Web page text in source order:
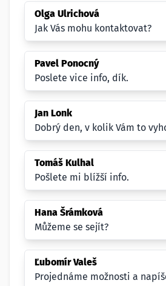
Olga Ulrichová
Jak Vás mohu kontaktovat?
Pavel Ponocný
Poslete vice info, dík.
Jan Lonk
Dobrý den, v kolik Vám to
Tomáš Kulhal
Pošlete mi blížší info.
Hana Šrámková
Můžeme se sejít?
Ľubomír Valeš
Projednáme možnosti a